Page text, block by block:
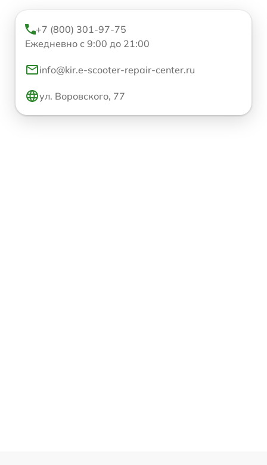
+7 (800) 301-97-75
Ежедневно с 9:00 до 21:00
info@kir.e-scooter-repair-center.ru
ул. Воровского, 77